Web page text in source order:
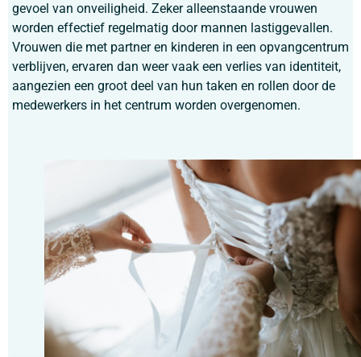
gevoel van onveiligheid. Zeker alleenstaande vrouwen
worden effectief regelmatig door mannen lastiggevallen.
Vrouwen die met partner en kinderen in een opvangcentrum
verblijven, ervaren dan weer vaak een verlies van identiteit,
aangezien een groot deel van hun taken en rollen door de
medewerkers in het centrum worden overgenomen.